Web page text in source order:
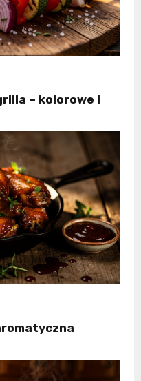
– kolorowe i